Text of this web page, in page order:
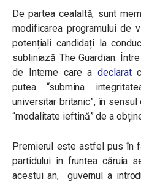
De partea cealaltă, sunt
modificarea programului de
potențiali candidați la
subliniază The Guardian.
de Interne care adeclarat
putea “submina
universitar britanic”, în
“modalitate ieftină” de a
Premierul este astfel pus în
partidului în fruntea căruia
acestui an, guvernul a